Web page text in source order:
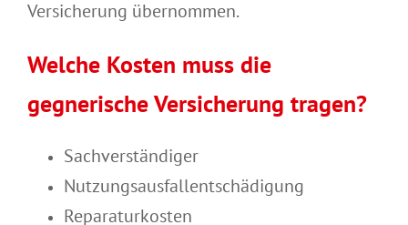
Versicherung übernommen.
Welche Kosten muss die
gegnerische Versicherung tragen?
Sachverständiger
Nutzungsausfallentschädigung
Reparaturkosten